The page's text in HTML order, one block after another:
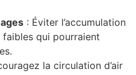
: Éviter l’accumulation
qui pourraient
la circulation d’air